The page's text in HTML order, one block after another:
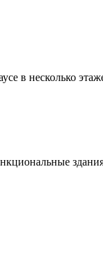
в несколько